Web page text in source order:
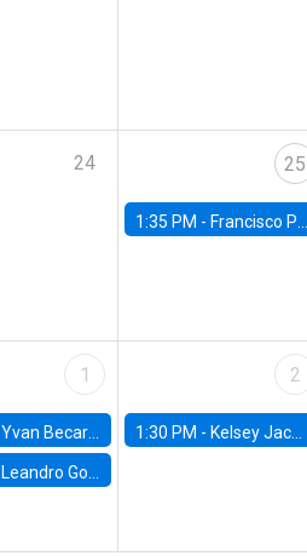
24 25
1:35 PM - Francisco Pino, Universidad de Chile
1
Yvan Becard, PUC Río
Leandro Gorno, FGV EPGE Brazilian School of Economics and Finance
2
1:30 PM - Kelsey Jack, UC Berkeley